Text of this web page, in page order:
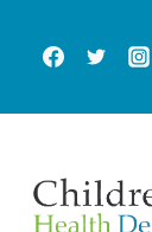
Contenido